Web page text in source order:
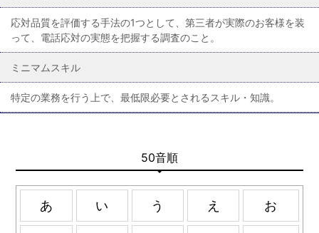
50音順
あ い う え お
応対品質を評価する手法の1つとして、第三者が実際のお客様を装
って、電話応対の実態を把握する調査のこと。
ミニマムスキル
特定の業務を行う上で、最低限必要とされるスキル・知識。